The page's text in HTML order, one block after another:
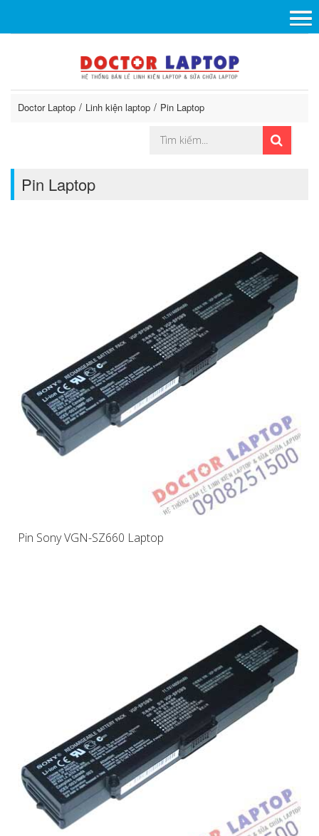
Doctor Laptop Linh kiện laptop Pin Laptop
Pin Laptop
Pin Sony VGN-SZ660 Laptop